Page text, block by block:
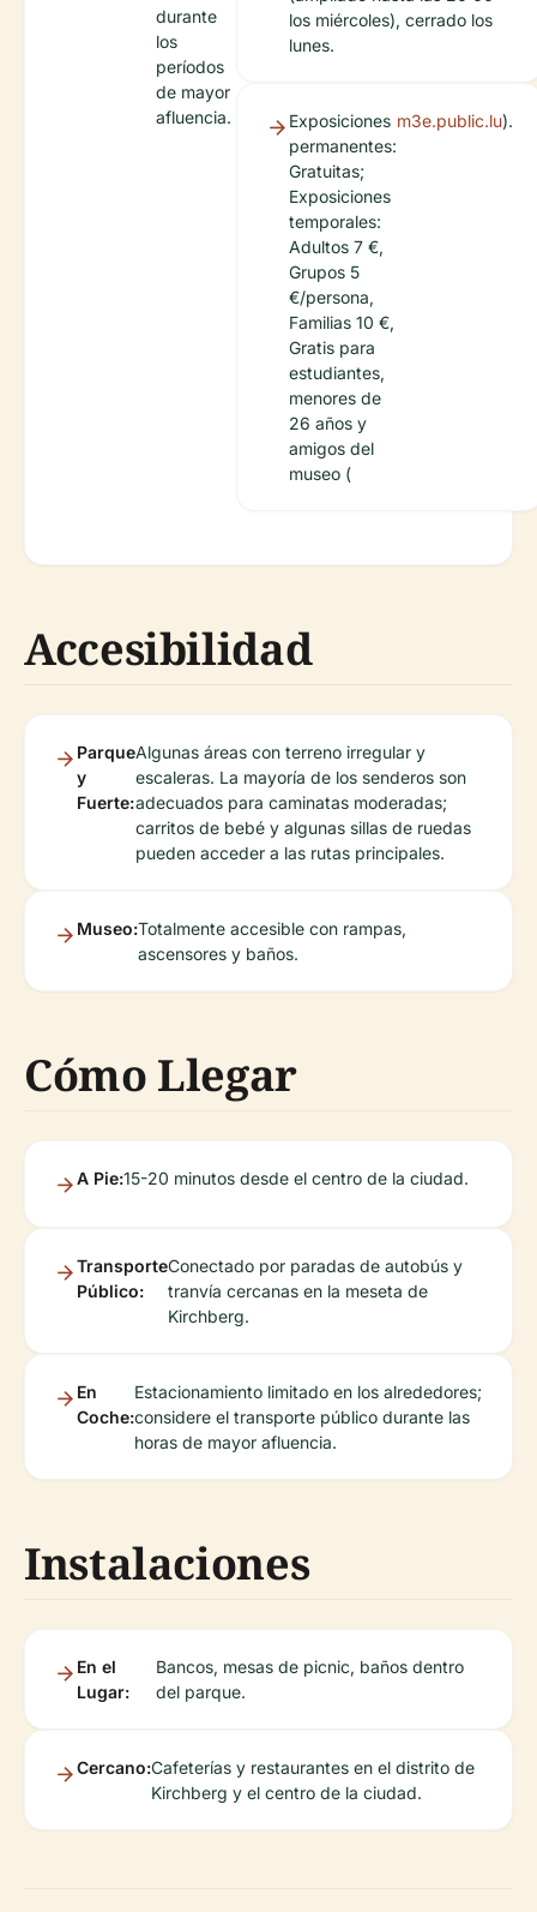
durante
los
períodos
de mayor
afluencia.
los miércoles), cerrado los
lunes.
Exposiciones
permanentes:
Gratuitas;
Exposiciones
temporales:
Adultos 7 €,
Grupos 5
€/persona,
Familias 10 €,
Gratis para
estudiantes,
menores de
26 años y
amigos del
museo (
m3e.public.lu).
Accesibilidad
Parque
y
Fuerte:
Algunas áreas con terreno irregular y
escaleras. La mayoría de los senderos son
adecuados para caminatas moderadas;
carritos de bebé y algunas sillas de ruedas
pueden acceder a las rutas principales.
Museo:Totalmente accesible con rampas,
ascensores y baños.
Cómo Llegar
A Pie:15-20 minutos desde el centro de la ciudad.
Transporte
Público:
Conectado por paradas de autobús y
tranvía cercanas en la meseta de
Kirchberg.
En
Coche:
Estacionamiento limitado en los alrededores;
considere el transporte público durante las
horas de mayor afluencia.
Instalaciones
En el
Lugar:
Bancos, mesas de picnic, baños dentro
del parque.
Cercano:Cafeterías y restaurantes en el distrito de
Kirchberg y el centro de la ciudad.